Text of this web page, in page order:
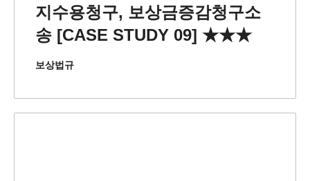
지수용청구, 보상금증감청구소
송 [CASE STUDY 09] ★★★
보상법규